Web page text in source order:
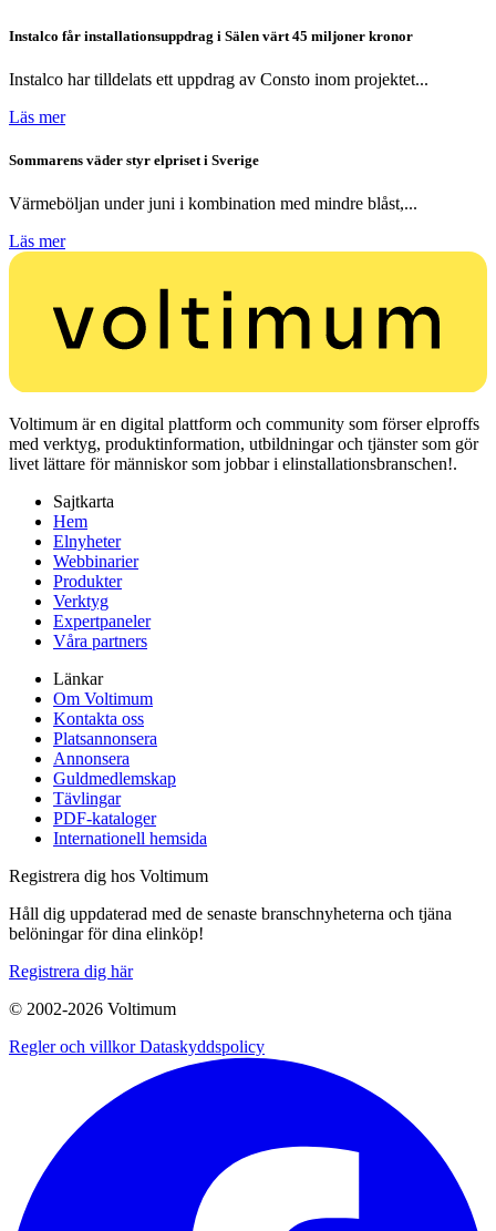
Instalco får installationsuppdrag i Sälen värt 45 miljoner kronor
Instalco har tilldelats ett uppdrag av Consto inom projektet...
Läs mer
Sommarens väder styr elpriset i Sverige
Värmeböljan under juni i kombination med mindre blåst,...
Läs mer
Voltimum är en digital plattform och community som förser elproffs
med verktyg, produktinformation, utbildningar och tjänster som gör
livet lättare för människor som jobbar i elinstallationsbranschen!.
Sajtkarta
Hem
Elnyheter
Webbinarier
Produkter
Verktyg
Expertpaneler
Våra partners
Länkar
Om Voltimum
Kontakta oss
Platsannonsera
Annonsera
Guldmedlemskap
Tävlingar
PDF-kataloger
Internationell hemsida
Registrera dig hos Voltimum
Håll dig uppdaterad med de senaste branschnyheterna och tjäna
belöningar för dina elinköp!
Registrera dig här
© 2002-2026 Voltimum
Regler och villkorDataskyddspolicy